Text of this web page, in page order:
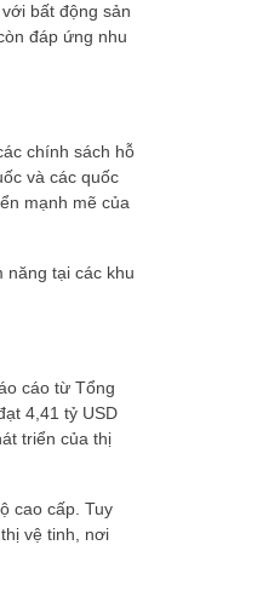
bất động sản
đáp ứng nhu
chính sách hỗ
và các quốc
mạnh mẽ của
năng tại các khu
cáo từ Tổng
4,41 tỷ USD
triển của thị
cao cấp. Tuy
vệ tinh, nơi